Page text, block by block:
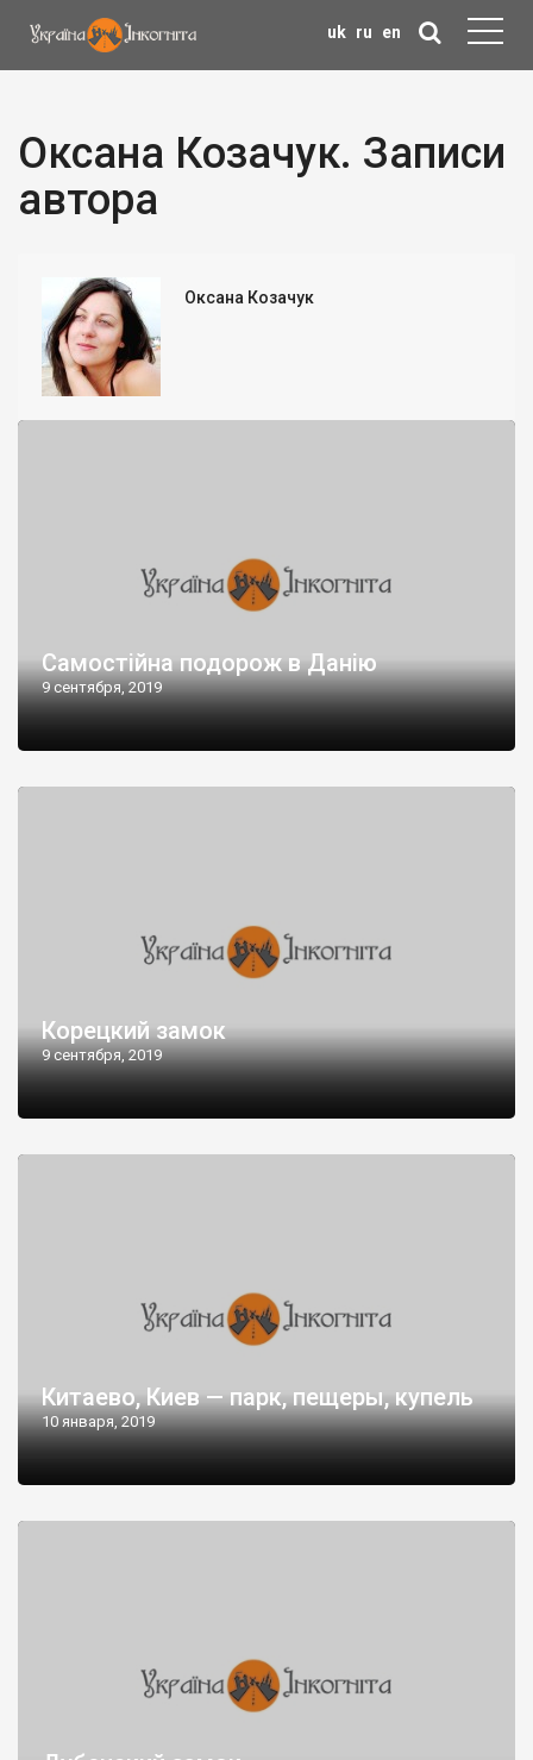
uk ru en
Оксана Козачук. Записи
автора
Оксана Козачук
Самостійна подорож в Данію
9 сентября, 2019
Корецкий замок
9 сентября, 2019
Китаево, Киев — парк, пещеры, купель
10 января, 2019